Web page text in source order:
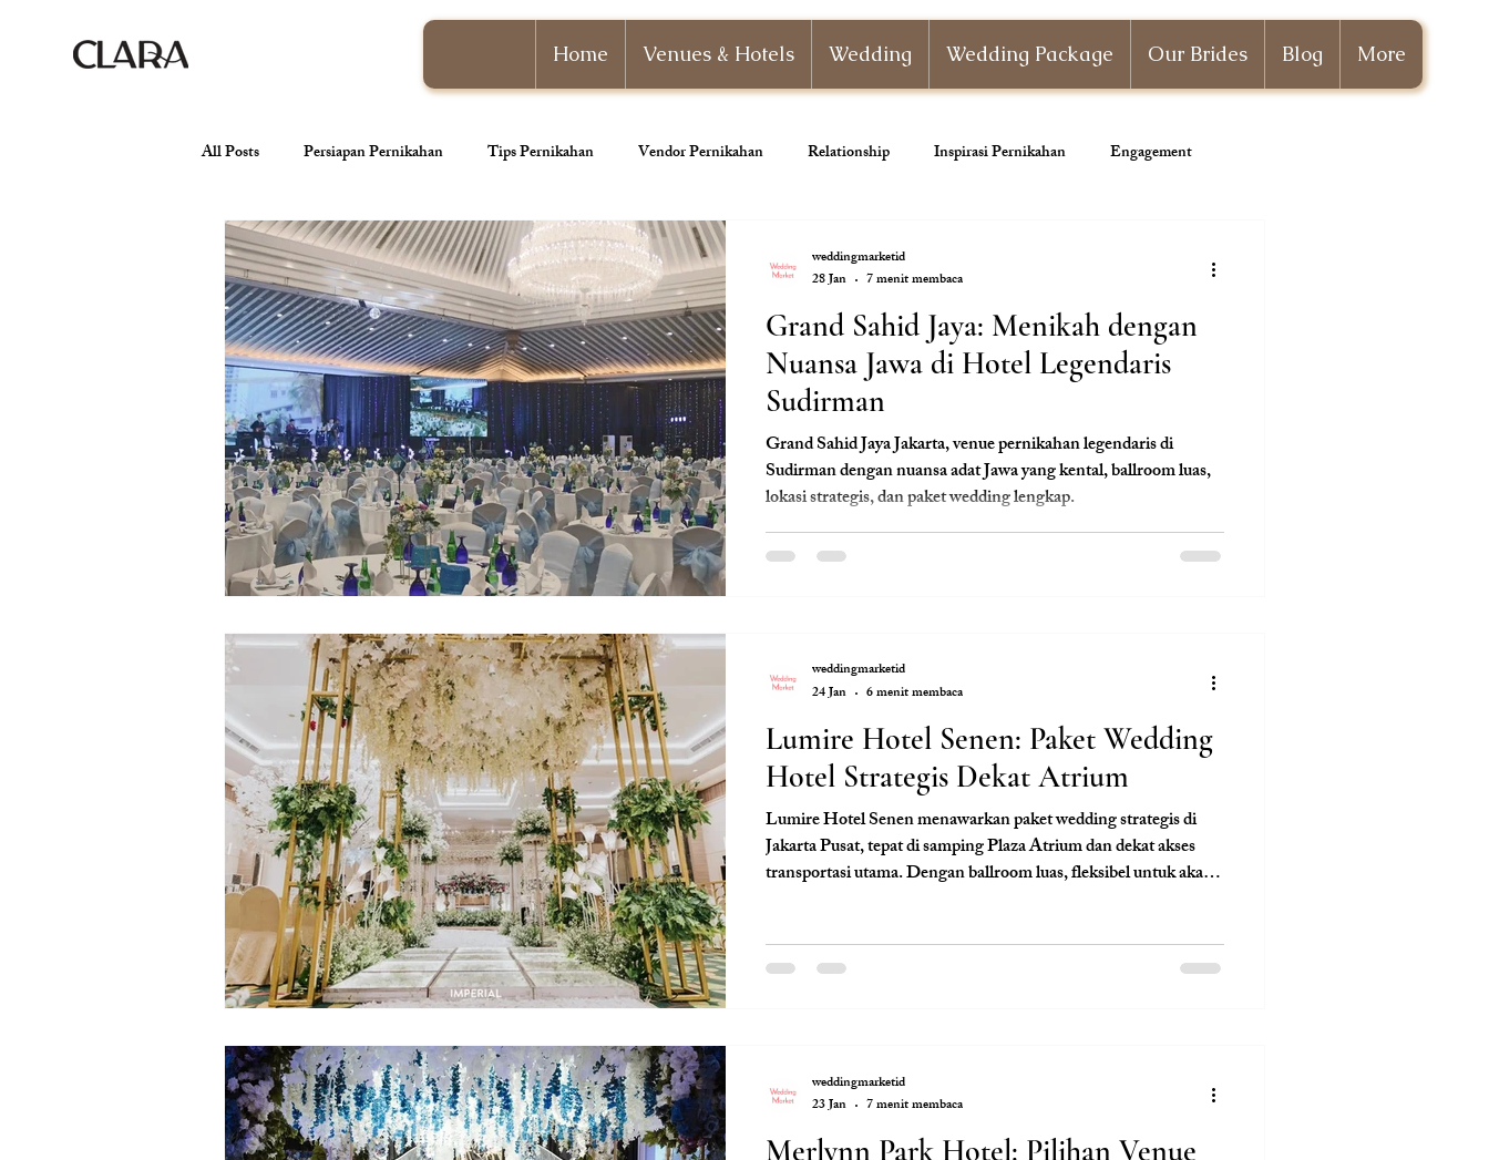
Home Venues & Hotels Wedding Wedding Package Our Brides Blog More
All Posts Persiapan Pernikahan Tips Pernikahan Vendor Pernikahan Relationship Inspirasi Pernikahan Engagement
venue pernikahan Wedding Organizer Paket Pernikahan
Tren Pernikahan Konsep Pernikahan Dekorasi Pernikahan
Grand Sahid Jaya: Menikah dengan
Nuansa Jawa di Hotel Legendaris
Sudirman
Grand Sahid Jaya Jakarta, venue pernikahan legendaris di
Sudirman dengan nuansa adat Jawa yang kental, ballroom luas,
lokasi strategis, dan paket wedding lengkap.
weddingmarketid
28 Jan
7 menit membaca
Lumire Hotel Senen: Paket Wedding
Hotel Strategis Dekat Atrium
Lumire Hotel Senen menawarkan paket wedding strategis di
Jakarta Pusat, tepat di samping Plaza Atrium dan dekat akses
transportasi utama. Dengan ballroom luas, fleksibel untuk akad
wujudkan pernikahan elegan, nyaman, dan efisien di kawasan
ikonik Senen.
weddingmarketid
24 Jan
6 menit membaca
Merlynn Park Hotel: Pilihan Venue
weddingmarketid
23 Jan
7 menit membaca